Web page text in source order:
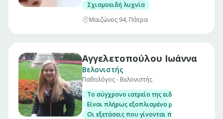
Σχισμοειδή λυχνία
Μαιζώνος 94, Πάτρα
Αγγελετοπούλου Ιωάννα
Βελονιστής
Παθολόγος - Βελονιστής
Το σύγχρονο ιατρείο της ειδικής
Είναι πλήρως εξοπλισμένο με ιατρικά
Οι εξετάσεις που γίνονται περιλαμβάνουν